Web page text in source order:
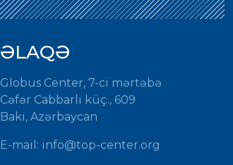
ƏLAQƏ
Globus Center, 7-ci mərtəbə
Cəfər Cabbarlı küç., 609
Bakı, Azərbaycan
E-mail: info@top-center.org